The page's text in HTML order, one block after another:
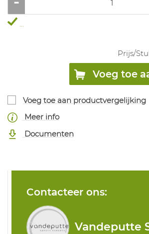
...
Prijs/
Voeg toe
Voeg toe aan productvergelijking
Meer info
Documenten
Contacteer ons:
Vandeputte